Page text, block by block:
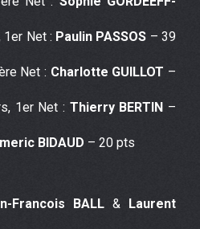
Net : Paulin PASSOS – 39
Net : Charlotte GUILLOT –
1er Net : Thierry BERTIN –
BIDAUD – 20 pts
Francois BALL & Laurent